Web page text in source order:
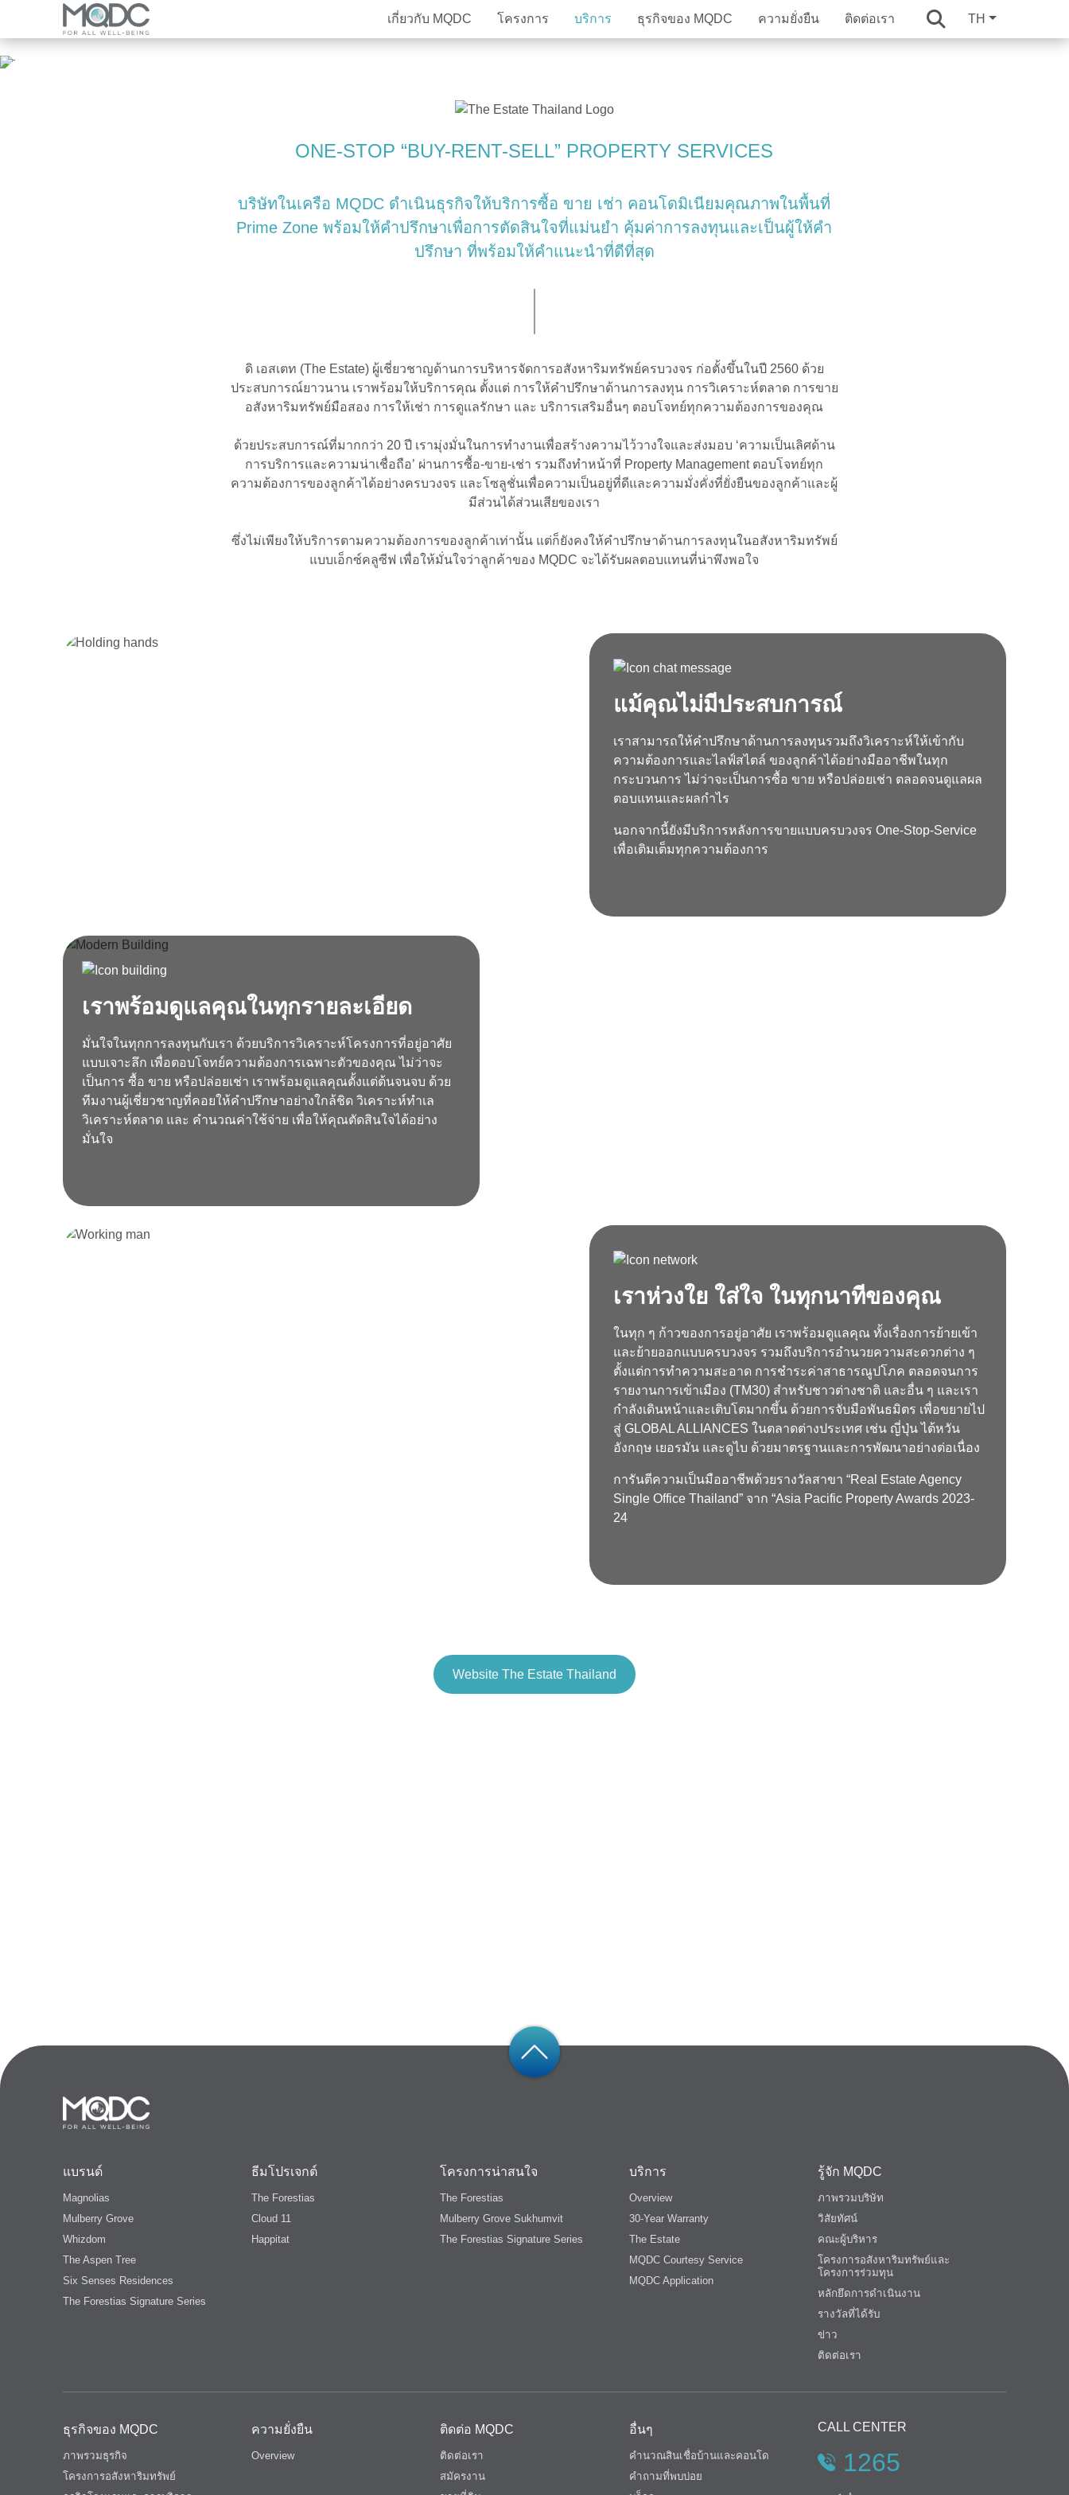
เกี่ยวกับ MQDC
หลักยึดการดำเนินงาน
ติดต่อเรา
โครงการ
The Aspen Tree Six Senses Residences
The Forestias Cloud 11
The Aspen Tree The Forestias Signature Series
Magnolias Southern California Magnolias French Country
Six Senses Residences
The Aspen Tree The Forestias Signature Series
Magnolias Waterfront Residences Magnolias Ratchadamri Boulevard
Whizdom @ Punnawithi Station The Forestias Signature Series
บริการ
MQDC Application
ธุรกิจของ MQDC
Community bonding
ความยั่งยืน ติดต่อเรา TH
ONE-STOP “BUY-RENT-SELL” PROPERTY SERVICES
บริษัทในเครือ MQDC ดำเนินธุรกิจให้บริการซื้อ ขาย เช่า คอนโดมิเนียมคุณภาพในพื้นที่
Prime Zone พร้อมให้คำปรึกษาเพื่อการตัดสินใจที่แม่นยำ คุ้มค่าการลงทุนและเป็นผู้ให้คำ
ปรึกษา ที่พร้อมให้คำแนะนำที่ดีที่สุด
ดิ เอสเตท (The Estate) ผู้เชี่ยวชาญด้านการบริหารจัดการอสังหาริมทรัพย์ครบวงจร ก่อตั้งขึ้นในปี 2560 ด้วย
ประสบการณ์ยาวนาน เราพร้อมให้บริการคุณ ตั้งแต่ การให้คำปรึกษาด้านการลงทุน การวิเคราะห์ตลาด การขาย
อสังหาริมทรัพย์มือสอง การให้เช่า การดูแลรักษา และ บริการเสริมอื่นๆ ตอบโจทย์ทุกความต้องการของคุณ
ด้วยประสบการณ์ที่มากกว่า 20 ปี เรามุ่งมั่นในการทำงานเพื่อสร้างความไว้วางใจและส่งมอบ ‘ความเป็นเลิศด้าน
การบริการและความน่าเชื่อถือ’ ผ่านการซื้อ-ขาย-เช่า รวมถึงทําหน้าที่ Property Management ตอบโจทย์ทุก
ความต้องการของลูกค้าได้อย่างครบวงจร และโซลูชั่นเพื่อความเป็นอยู่ที่ดีและความมั่งคั่งที่ยั่งยืนของลูกค้าและผู้
มีส่วนได้ส่วนเสียของเรา
ซึ่งไม่เพียงให้บริการตามความต้องการของลูกค้าเท่านั้น แต่ก็ยังคงให้คำปรึกษาด้านการลงทุนในอสังหาริมทรัพย์
แบบเอ็กซ์คลูซีฟ เพื่อให้มั่นใจว่าลูกค้าของ MQDC จะได้รับผลตอบแทนที่น่าพึงพอใจ
แม้คุณไม่มีประสบการณ์
เราสามารถให้คำปรึกษาด้านการลงทุนรวมถึงวิเคราะห์ให้เข้ากับ
ความต้องการและไลฟ์สไตล์ ของลูกค้าได้อย่างมืออาชีพในทุก
กระบวนการ ไม่ว่าจะเป็นการซื้อ ขาย หรือปล่อยเช่า ตลอดจนดูแลผล
ตอบแทนและผลกำไร
นอกจากนี้ยังมีบริการหลังการขายแบบครบวงจร One-Stop-Service
เพื่อเติมเต็มทุกความต้องการ
เราพร้อมดูแลคุณในทุกรายละเอียด
มั่นใจในทุกการลงทุนกับเรา ด้วยบริการวิเคราะห์โครงการที่อยู่อาศัย
แบบเจาะลึก เพื่อตอบโจทย์ความต้องการเฉพาะตัวของคุณ ไม่ว่าจะ
เป็นการ ซื้อ ขาย หรือปล่อยเช่า เราพร้อมดูแลคุณตั้งแต่ต้นจนจบ ด้วย
ทีมงานผู้เชี่ยวชาญที่คอยให้คำปรึกษาอย่างใกล้ชิด วิเคราะห์ทำเล
วิเคราะห์ตลาด และ คำนวณค่าใช้จ่าย เพื่อให้คุณตัดสินใจได้อย่าง
มั่นใจ
เราห่วงใย ใส่ใจ ในทุกนาทีของคุณ
ในทุก ๆ ก้าวของการอยู่อาศัย เราพร้อมดูแลคุณ ทั้งเรื่องการย้ายเข้า
และย้ายออกแบบครบวงจร รวมถึงบริการอำนวยความสะดวกต่าง ๆ
ตั้งแต่การทำความสะอาด การชำระค่าสาธารณูปโภค ตลอดจนการ
รายงานการเข้าเมือง (TM30) สำหรับชาวต่างชาติ และอื่น ๆ และเรา
กำลังเดินหน้าและเติบโตมากขึ้น ด้วยการจับมือพันธมิตร เพื่อขยายไป
สู่ GLOBAL ALLIANCES ในตลาดต่างประเทศ เช่น ญี่ปุ่น ไต้หวัน
อังกฤษ เยอรมัน และดูไบ ด้วยมาตรฐานและการพัฒนาอย่างต่อเนื่อง
การันตีความเป็นมืออาชีพด้วยรางวัลสาขา “Real Estate Agency
Single Office Thailand” จาก “Asia Pacific Property Awards 2023-
24
Website The Estate Thailand
แบรนด์
Magnolias
Mulberry Grove
Whizdom
The Aspen Tree
Six Senses Residences
The Forestias Signature Series
ธีมโปรเจกต์
The Forestias
Cloud 11
Happitat
โครงการน่าสนใจ
The Forestias
Mulberry Grove Sukhumvit
The Forestias Signature Series
บริการ
Overview
30-Year Warranty
The Estate
MQDC Courtesy Service
MQDC Application
รู้จัก MQDC
ภาพรวมบริษัท
วิสัยทัศน์
คณะผู้บริหาร
โครงการอสังหาริมทรัพย์และ
โครงการร่วมทุน
หลักยึดการดำเนินงาน
รางวัลที่ได้รับ
ข่าว
ติดต่อเรา
ธุรกิจของ MQDC
ภาพรวมธุรกิจ
โครงการอสังหาริมทรัพย์
ความยั่งยืน
Overview
ติดต่อ MQDC
ติดต่อเรา
สมัครงาน
อื่นๆ
คำนวณสินเชื่อบ้านและคอนโด
คำถามที่พบบ่อย
CALL CENTER
1265